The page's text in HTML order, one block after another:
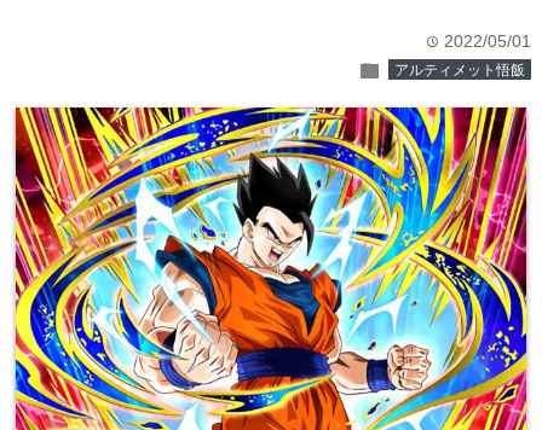
time 2022/05/01
folder アルティメット悟飯